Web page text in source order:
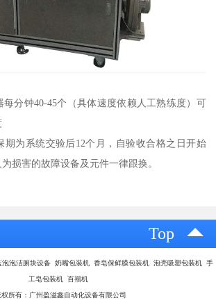
分钟40-45个（具体速度依赖人工熟练度）可
期为系统交验后12个月，自验收合格之日开始
损害的故障设备及元件一律跟换。
Top
泡泡洁厕块设备 奶嘴包装机 香皂保鲜膜包装机 泡壳吸塑包装机 手
工皂包装机 百褶机
权所有：广州盈溢鑫自动化设备有限公司